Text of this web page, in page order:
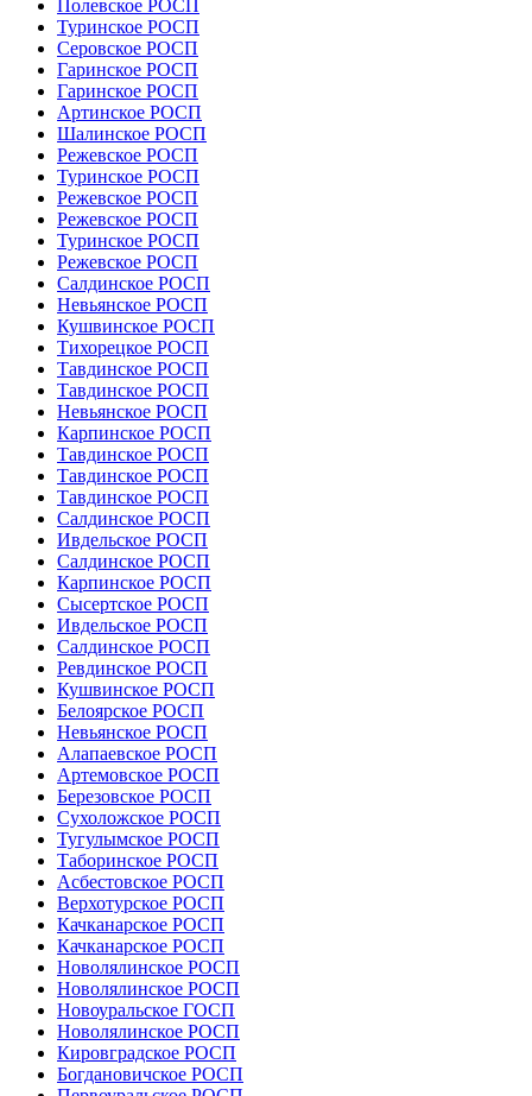
Полевское РОСП
Туринское РОСП
Серовское РОСП
Гаринское РОСП
Гаринское РОСП
Артинское РОСП
Шалинское РОСП
Режевское РОСП
Туринское РОСП
Режевское РОСП
Режевское РОСП
Туринское РОСП
Режевское РОСП
Салдинское РОСП
Невьянское РОСП
Кушвинское РОСП
Тихорецкое РОСП
Тавдинское РОСП
Тавдинское РОСП
Невьянское РОСП
Карпинское РОСП
Тавдинское РОСП
Тавдинское РОСП
Тавдинское РОСП
Салдинское РОСП
Ивдельское РОСП
Салдинское РОСП
Карпинское РОСП
Сысертское РОСП
Ивдельское РОСП
Салдинское РОСП
Ревдинское РОСП
Кушвинское РОСП
Белоярское РОСП
Невьянское РОСП
Алапаевское РОСП
Артемовское РОСП
Березовское РОСП
Сухоложское РОСП
Тугулымское РОСП
Таборинское РОСП
Асбестовское РОСП
Верхотурское РОСП
Качканарское РОСП
Качканарское РОСП
Новолялинское РОСП
Новолялинское РОСП
Новоуральское ГОСП
Новолялинское РОСП
Кировградское РОСП
Богдановичское РОСП